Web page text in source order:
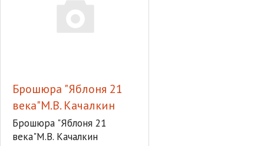
Брошюра "Яблоня 21
века"М.В. Качалкин
Брошюра "Яблоня 21
века"М.В. Качалкин